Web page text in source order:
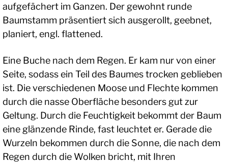
aufgefächert im Ganzen. Der gewohnt runde
Baumstamm präsentiert sich ausgerollt, geebnet,
planiert, engl. flattened.
Eine Buche nach dem Regen. Er kam nur von einer
Seite, sodass ein Teil des Baumes trocken geblieben
ist. Die verschiedenen Moose und Flechte kommen
durch die nasse Oberfläche besonders gut zur
Geltung. Durch die Feuchtigkeit bekommt der Baum
eine glänzende Rinde, fast leuchtet er. Gerade die
Wurzeln bekommen durch die Sonne, die nach dem
Regen durch die Wolken bricht, mit Ihren